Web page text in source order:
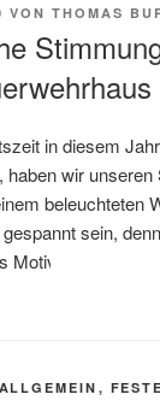
VON THOMAS
in diesem
wir
beleuchteten
sein,
Motiv.
ALLGEMEIN , FESTE